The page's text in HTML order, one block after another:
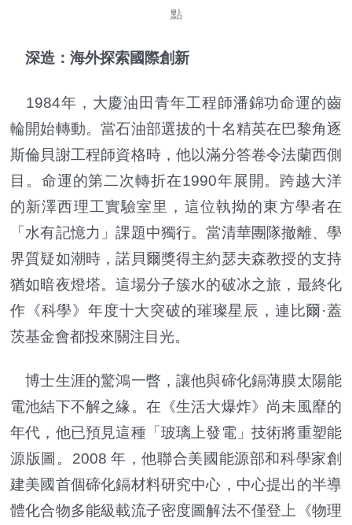
點
深造：海外探索國際創新
1984年，大慶油田青年工程師潘錦功命運的齒
輪開始轉動。當石油部選拔的十名精英在巴黎角逐
斯倫貝謝工程師資格時，他以滿分答卷令法蘭西側
目。命運的第二次轉折在1990年展開。跨越大洋
的新澤西理工實驗室里，這位執拗的東方學者在
「水有記憶力」課題中獨行。當清華團隊撤離、學
界質疑如潮時，諾貝爾獎得主約瑟夫森教授的支持
猶如暗夜燈塔。這場分子簇水的破冰之旅，最終化
作《科學》年度十大突破的璀璨星辰，連比爾·蓋
茨基金會都投來關注目光。
博士生涯的驚鴻一瞥，讓他與碲化鎘薄膜太陽能
電池結下不解之緣。在《生活大爆炸》尚未風靡的
年代，他已預見這種「玻璃上發電」技術將重塑能
源版圖。2008 年，他聯合美國能源部和科學家創
建美國首個碲化鎘材料研究中心，中心提出的半導
體化合物多能級載流子密度圖解法不僅登上《物理